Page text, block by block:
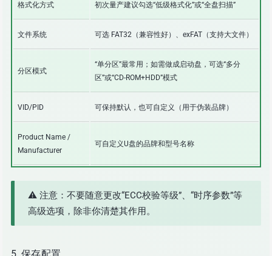
格式化方式 初次量产建议勾选“低级格式化”或“全盘扫描”
文件系统 可选 FAT32（兼容性好）、exFAT（支持大文件）
分区模式
“单分区”最常用；如需做成启动盘，可选“多分
区”或“CD-ROM+HDD”模式
VID/PID 可保持默认，也可自定义（用于伪装品牌）
Product Name /
Manufacturer
可自定义U盘的品牌和型号名称
⚠️ 注意：不要随意更改“ECC校验等级”、“时序参数”等
高级选项，除非你清楚其作用。